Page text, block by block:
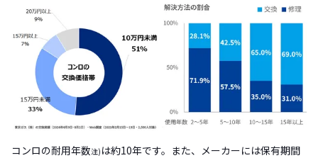
コンロの耐用年数注) は約10年です。また、メーカーには保有期間